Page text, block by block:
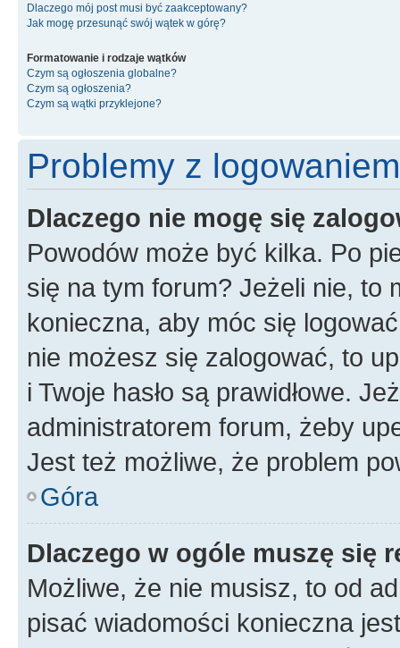
Dlaczego mój post musi być zaakceptowany?
Jak mogę przesunąć swój wątek w górę?
Formatowanie i rodzaje wątków
Czym są ogłoszenia globalne?
Czym są ogłoszenia?
Czym są wątki przyklejone?
Problemy z
Dlaczego nie mogę się
Powodów może być kilka. Po
się na tym forum? Jeżeli nie, to
konieczna, aby móc się
nie możesz się zalogować, to
i Twoje hasło są prawidłowe.
administratorem forum, żeby
Jest też możliwe, że problem
Góra
Dlaczego w ogóle muszę się
Możliwe, że nie musisz, to od
pisać wiadomości konieczna